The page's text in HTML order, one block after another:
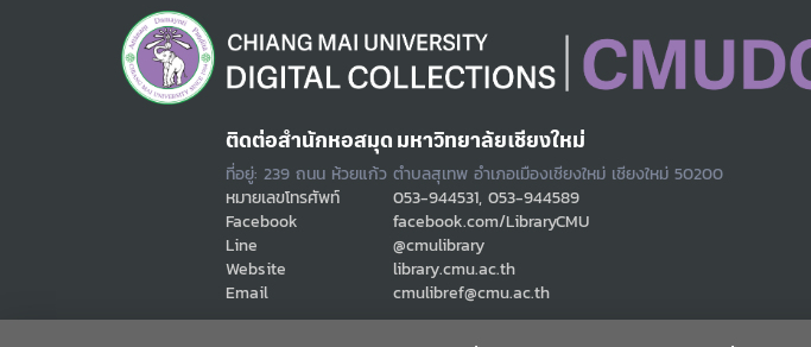
ติดต่อสำนักหอสมุด มหาวิทยาลัยเชียงใหม่
ที่อยู่: 239 ถนน ห้วยแก้ว ตำบลสุเทพ อำเภอเมืองเชียงใหม่ เชียงใหม่ 50200
หมายเลขโทรศัพท์ 053-944531, 053-944589
Facebook
facebook.com/LibraryCMU
Line
@cmulibrary
Website
library.cmu.ac.th
Email
cmulibref@cmu.ac.th